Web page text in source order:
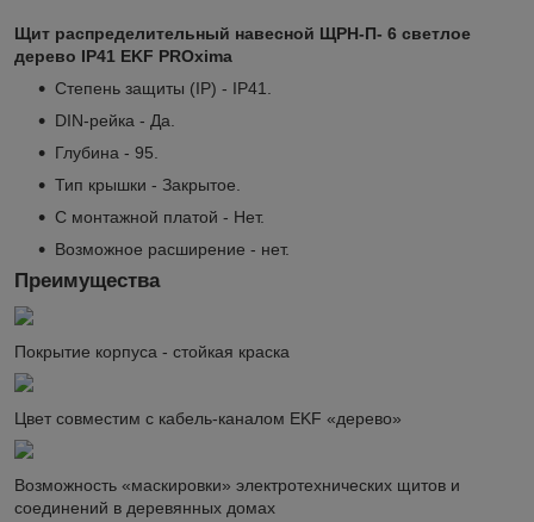
Щит распределительный навесной ЩРН-П- 6 светлое
дерево IP41 EKF PROxima
Степень защиты (IP) - IP41.
DIN-рейка - Да.
Глубина - 95.
Тип крышки - Закрытое.
С монтажной платой - Нет.
Возможное расширение - нет.
Преимущества
Покрытие корпуса - стойкая краска
Цвет совместим с кабель-каналом EKF «дерево»
Возможность «маскировки» электротехнических щитов и
соединений в деревянных домах